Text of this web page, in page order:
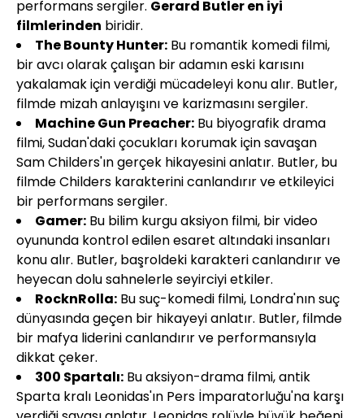
performans sergiler. Gerard Butler en iyi
filmlerinden biridir.
The Bounty Hunter: Bu romantik komedi filmi,
bir avcı olarak çalışan bir adamın eski karısını
yakalamak için verdiği mücadeleyi konu alır. Butler,
filmde mizah anlayışını ve karizmasını sergiler.
Machine Gun Preacher: Bu biyografik drama
filmi, Sudan'daki çocukları korumak için savaşan
Sam Childers'ın gerçek hikayesini anlatır. Butler, bu
filmde Childers karakterini canlandırır ve etkileyici
bir performans sergiler.
Gamer: Bu bilim kurgu aksiyon filmi, bir video
oyununda kontrol edilen esaret altındaki insanları
konu alır. Butler, başroldeki karakteri canlandırır ve
heyecan dolu sahnelerle seyirciyi etkiler.
RocknRolla: Bu suç-komedi filmi, Londra'nın suç
dünyasında geçen bir hikayeyi anlatır. Butler, filmde
bir mafya liderini canlandırır ve performansıyla
dikkat çeker.
300 Spartalı: Bu aksiyon-drama filmi, antik
Sparta kralı Leonidas'ın Pers İmparatorluğu'na karşı